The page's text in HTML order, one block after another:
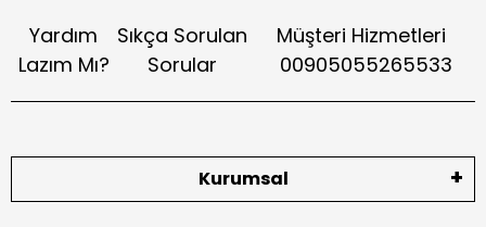
Yardım
Lazım Mı?
Sıkça Sorulan
Sorular
Müşteri Hizmetleri
00905055265533
Kurumsal